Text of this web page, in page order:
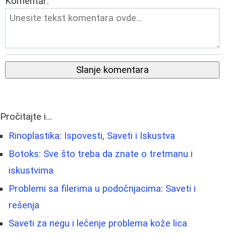
Slanje komentara
Pročitajte i...
Rinoplastika: Ispovesti, Saveti i Iskustva
Botoks: Sve što treba da znate o tretmanu i
iskustvima
Problemi sa filerima u podočnjacima: Saveti i
rešenja
Saveti za negu i lečenje problema kože lica